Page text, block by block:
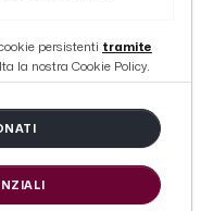
a
Buona
nel ruolo di
persistenti tramite
la nostra Cookie Policy.